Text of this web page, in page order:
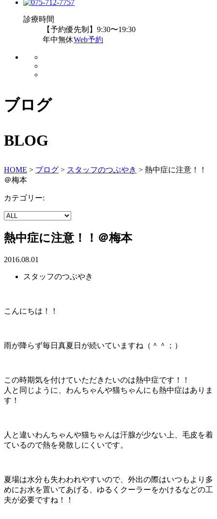
診療時間
【予約優先制】9:30〜19:30
年中無休Web予約
ブログ
BLOG
HOME > ブログ > スタッフのつぶやき > 熱中症に注意！！
＠梅本
カテゴリー:
熱中症に注意！！＠梅本
2016.08.01
スタッフのつぶやき
こんにちは！！
雨が降らず毎日真夏日が続いていますね（＾＾；）
この時期気を付けていただきたいのは熱中症です！！
人と同じように、わんちゃんや猫ちゃんにも熱中症はありま
す！
人と違いわんちゃんや猫ちゃんは汗腺が少ない上、毛皮を着
ているので熱を発散しにくいです。
夏場は水分も失わわれやすいので、外出の際はいつもより多
めにお水を置いてあげる、ゆるくクーラーをかけるなどの工
夫が必要ですね！！